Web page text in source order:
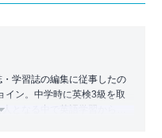
学習誌の編集に従事したの
イン。中学時に英検3級を取
となる中で英語学習から遠